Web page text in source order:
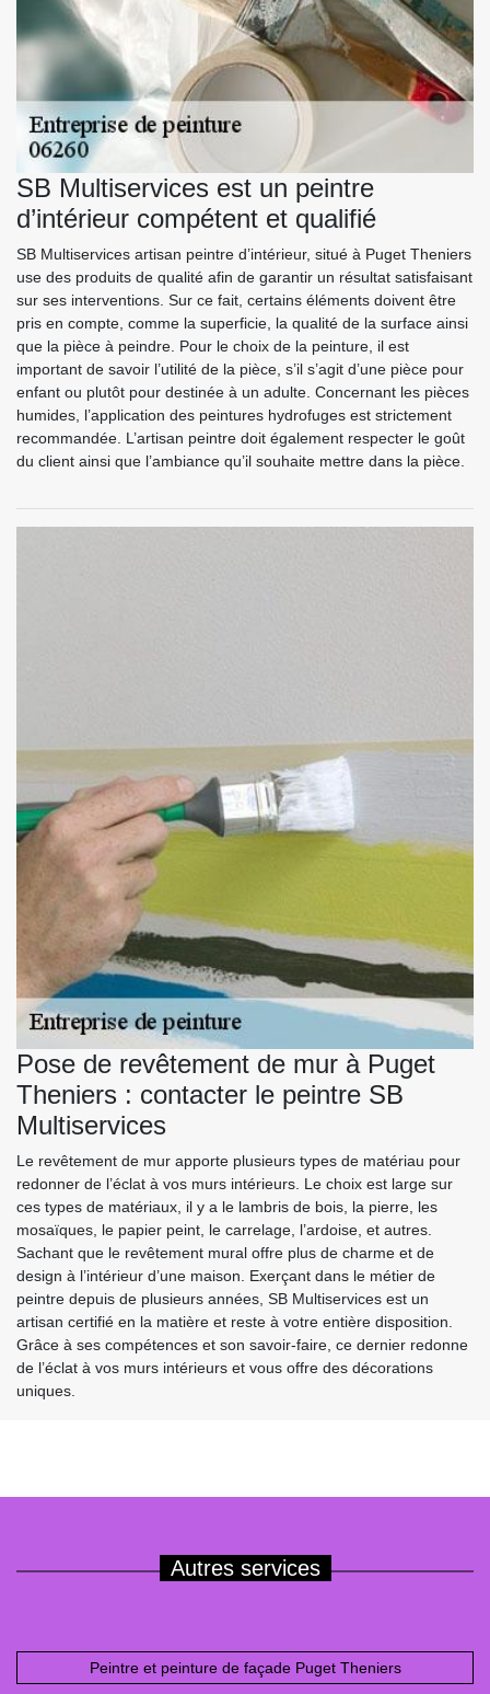
SB Multiservices est un peintre
d’intérieur compétent et qualifié
SB Multiservices artisan peintre d’intérieur, situé à Puget Theniers
use des produits de qualité afin de garantir un résultat satisfaisant
sur ses interventions. Sur ce fait, certains éléments doivent être
pris en compte, comme la superficie, la qualité de la surface ainsi
que la pièce à peindre. Pour le choix de la peinture, il est
important de savoir l’utilité de la pièce, s’il s’agit d’une pièce pour
enfant ou plutôt pour destinée à un adulte. Concernant les pièces
humides, l’application des peintures hydrofuges est strictement
recommandée. L’artisan peintre doit également respecter le goût
du client ainsi que l’ambiance qu’il souhaite mettre dans la pièce.
Pose de revêtement de mur à Puget
Theniers : contacter le peintre SB
Multiservices
Le revêtement de mur apporte plusieurs types de matériau pour
redonner de l’éclat à vos murs intérieurs. Le choix est large sur
ces types de matériaux, il y a le lambris de bois, la pierre, les
mosaïques, le papier peint, le carrelage, l’ardoise, et autres.
Sachant que le revêtement mural offre plus de charme et de
design à l’intérieur d’une maison. Exerçant dans le métier de
peintre depuis de plusieurs années, SB Multiservices est un
artisan certifié en la matière et reste à votre entière disposition.
Grâce à ses compétences et son savoir-faire, ce dernier redonne
de l’éclat à vos murs intérieurs et vous offre des décorations
uniques.
Autres services
Peintre et peinture de façade Puget Theniers